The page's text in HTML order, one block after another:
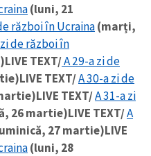
(luni, 21
război în Ucraina(marți,
de război în
LIVE TEXT/A 29-a zi de
LIVE TEXT/A 30-a zi de
LIVE TEXT/A 31-a zi
26 martie)LIVE TEXT/A
27 martie)LIVE
(luni, 28